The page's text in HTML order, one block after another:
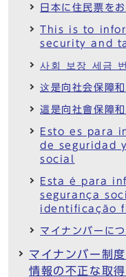
日本に住民票を
This is to
security and
사회 보장 세금
这是向社会保障
這是向社會保障
Esto es para
de seguridad
social
Esta é para
segurança
identificação
マイナンバーに
マイナンバー制
情報の不正な取